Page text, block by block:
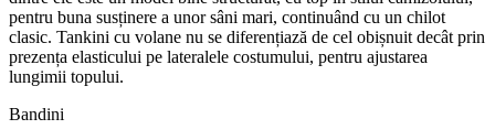
pentru buna susținere a unor sâni mari, continuând cu un chilot
clasic. Tankini cu volane nu se diferențiază de cel obișnuit decât prin
prezența elasticului pe lateralele costumului, pentru ajustarea
lungimii topului.
Bandini